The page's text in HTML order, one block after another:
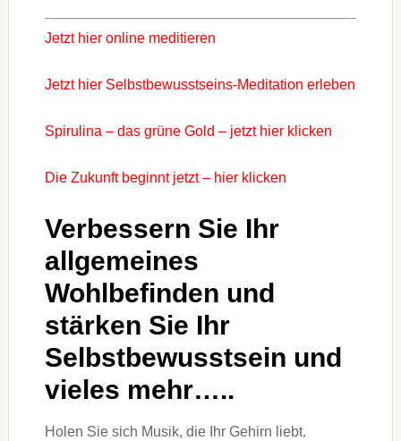
Jetzt hier online meditieren
Jetzt hier Selbstbewusstseins-Meditation erleben
Spirulina – das grüne Gold – jetzt hier klicken
Die Zukunft beginnt jetzt – hier klicken
Verbessern Sie Ihr
allgemeines
Wohlbefinden und
stärken Sie Ihr
Selbstbewusstsein und
vieles mehr…..
Holen Sie sich Musik, die Ihr Gehirn liebt.